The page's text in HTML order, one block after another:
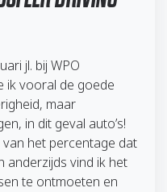
jl. bij WPO
ik vooral de goede
maar
in dit geval auto’s!
het percentage dat
anderzijds vind ik het
te ontmoeten en